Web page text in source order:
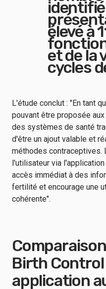
élevé à
et de la
cycles
L'étude conclut : "En tant
pouvant être proposée
des systèmes de santé
d'être un ajout valable et
méthodes contraceptives.
l'utilisateur via
accès immédiat à des
fertilité et encourage une
cohérente".
Birth
application